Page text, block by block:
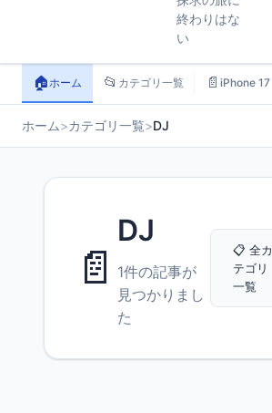
終わりはな
い
🏠ホーム 📂 カテゴリ一覧 📄 iPhone 17
ホーム>カテゴリ一覧>DJ
📄
DJ
1件の記事が
見つかりまし
た
📋 全カ
テゴリ
一覧